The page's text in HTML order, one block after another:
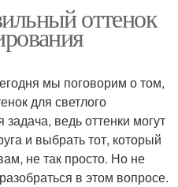
оттенок
мы поговорим о том,
для светлого
ведь оттенки могут
и выбрать тот, который
не так просто. Но не
в этом вопросе.